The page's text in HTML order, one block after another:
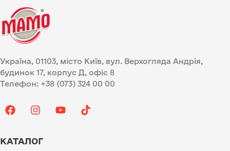
Україна, 01103, місто Київ, вул. Верхогляда Андрія,
будинок 17, корпус Д, офіс 8
Телефон: +38 (073) 324 00 00
КАТАЛОГ